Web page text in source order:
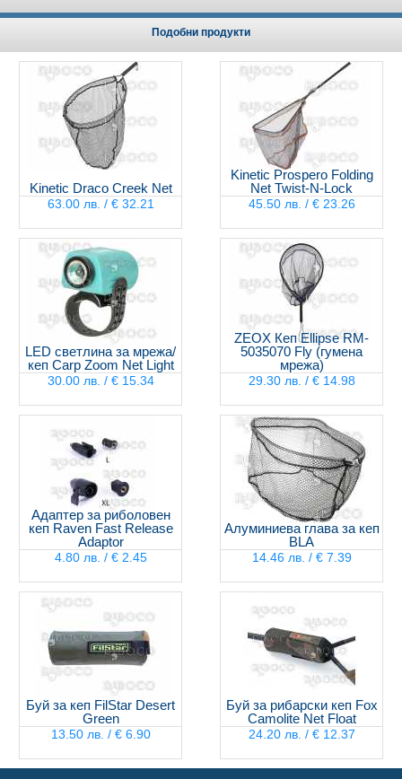
Подобни продукти
Kinetic Draco Creek Net
63.00 лв. / € 32.21
Kinetic Prospero Folding
Net Twist-N-Lock
45.50 лв. / € 23.26
LED светлина за мрежа/
кеп Carp Zoom Net Light
30.00 лв. / € 15.34
ZEOX Кеп Ellipse RM-
5035070 Fly (гумена
мрежа)
29.30 лв. / € 14.98
Адаптер за риболовен
кеп Raven Fast Release
Adaptor
4.80 лв. / € 2.45
Алуминиева глава за кеп
BLA
14.46 лв. / € 7.39
Буй за кеп FilStar Desert
Green
13.50 лв. / € 6.90
Буй за рибарски кеп Fox
Camolite Net Float
24.20 лв. / € 12.37